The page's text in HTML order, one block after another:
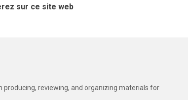
sur ce site web
reviewing, and organizing materials for